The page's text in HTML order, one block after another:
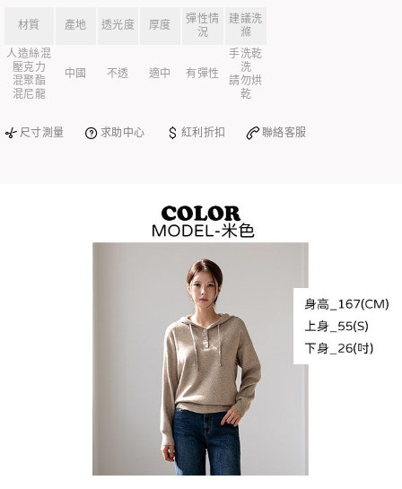
材質 產地 透光度 厚度
彈性情
況
建議洗
滌
人造絲混
壓克力
混聚酯
混尼龍
中國 不透 適中 有彈性
手洗乾
洗
請勿烘
乾
尺寸測量 求助中心 紅利折扣 聯絡客服